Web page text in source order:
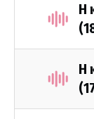
Η
Η